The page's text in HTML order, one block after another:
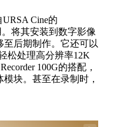
Cine的
将其安装到数字影像
后期制作。它还可以
松处理高分辨率12K
100G的搭配，
块。甚至在录制时，